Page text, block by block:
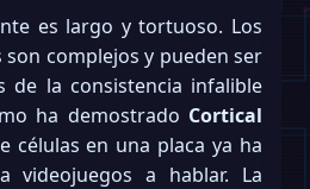
es largo y tortuoso. Los
complejos y pueden ser
de la consistencia infalible
ha demostrado Cortical
células en una placa ya ha
videojuegos a hablar. La